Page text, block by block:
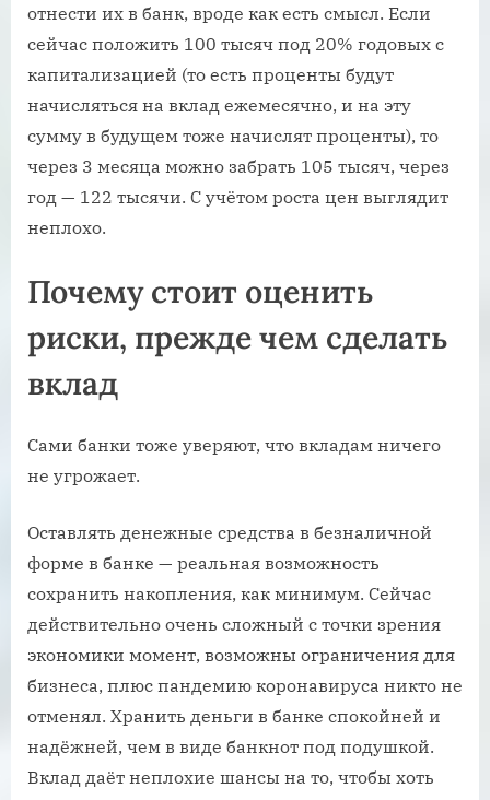
отнести их в банк, вроде как есть смысл. Если
сейчас положить 100 тысяч под 20% годовых с
капитализацией (то есть проценты будут
начисляться на вклад ежемесячно, и на эту
сумму в будущем тоже начислят проценты), то
через 3 месяца можно забрать 105 тысяч, через
год — 122 тысячи. С учётом роста цен выглядит
неплохо.
Почему стоит оценить
риски, прежде чем сделать
вклад
Сами банки тоже уверяют, что вкладам ничего
не угрожает.
Оставлять денежные средства в безналичной
форме в банке — реальная возможность
сохранить накопления, как минимум. Сейчас
действительно очень сложный с точки зрения
экономики момент, возможны ограничения для
бизнеса, плюс пандемию коронавируса никто не
отменял. Хранить деньги в банке спокойней и
надёжней, чем в виде банкнот под подушкой.
Вклад даёт неплохие шансы на то, чтобы хоть